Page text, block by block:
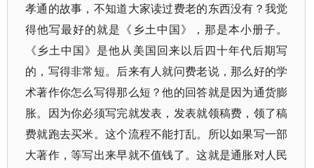
孝通的故事，不知道大家读过费老的东西没有？我觉
得他写最好的就是《乡土中国》，那是本小册子。
《乡土中国》是他从美国回来以后四十年代后期写
的，写得非常短。后来有人就问费老说，那么好的学
术著作你怎么写得那么短？他的回答就是因为通货膨
胀。因为你必须写完就发表，发表就领稿费，领了稿
费就跑去买米。这个流程不能打乱。所以如果写一部
大著作，等写出来早就不值钱了。这就是通胀对人民